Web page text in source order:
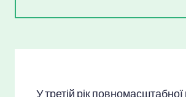
У третій рік повномасштабної